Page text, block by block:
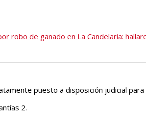
robo de ganado en La Candelaria:
puesto a disposición judicial
2.